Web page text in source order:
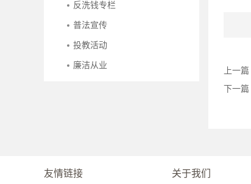
反洗钱专栏
普法宣传
投教活动
廉洁从业
上一篇
下一篇
友情链接 关于我们